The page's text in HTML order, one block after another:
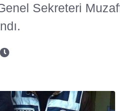
Sekreteri